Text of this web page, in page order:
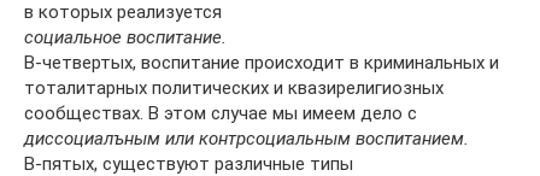
в которых реализуется
социальное воспитание.
В-четвертых, воспитание происходит в криминальных и
тотали­тарных политических и квазирелигиозных
сообществах. В этом случае мы имеем дело с
диссоциалъным или контрсоциальным воспитанием.
В-пятых, существуют различные типы